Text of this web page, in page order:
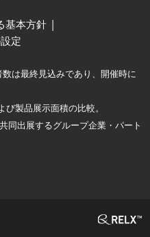
基本方針
定
は最終見込みであり、開催時に
製品展示面積の比較。
同出展するグループ企業・パート